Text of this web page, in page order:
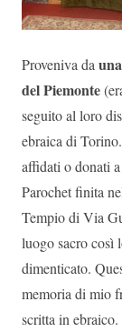
Proveniva da
del Piemonte
seguito al loro
ebraica di
affidati o donati
Parochet finita
Tempio di Via
luogo sacro così
dimenticato.
memoria di mio
scritta in